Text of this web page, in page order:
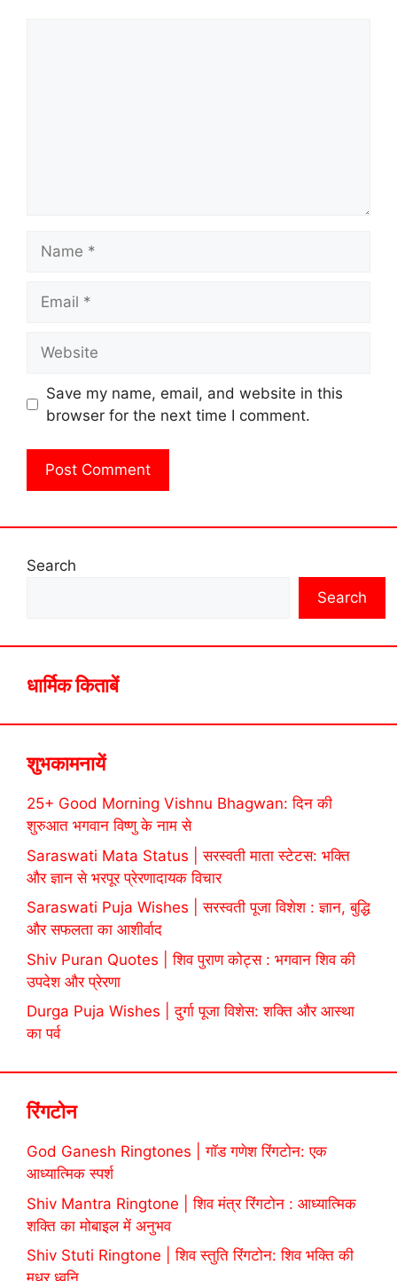
Save my name, email, and website in this
browser for the next time I comment.
Search
Search
धार्मिक किताबें
शुभकामनायें
25+ Good Morning Vishnu Bhagwan: दिन की
शुरुआत भगवान विष्णु के नाम से
Saraswati Mata Status | सरस्वती माता स्टेटस: भक्ति
और ज्ञान से भरपूर प्रेरणादायक विचार
Saraswati Puja Wishes | सरस्वती पूजा विशेश : ज्ञान, बुद्धि
और सफलता का आशीर्वाद
Shiv Puran Quotes | शिव पुराण कोट्स : भगवान शिव की
उपदेश और प्रेरणा
Durga Puja Wishes | दुर्गा पूजा विशेस: शक्ति और आस्था
का पर्व
रिंगटोन
God Ganesh Ringtones | गॉड गणेश रिंगटोन: एक
आध्यात्मिक स्पर्श
Shiv Mantra Ringtone | शिव मंत्र रिंगटोन : आध्यात्मिक
शक्ति का मोबाइल में अनुभव
Shiv Stuti Ringtone | शिव स्तुति रिंगटोन: शिव भक्ति की